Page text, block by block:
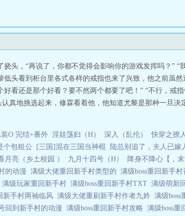
挠头，“再说了，你都不觉得会影响你的游戏发挥吗？”
头看到柜台里各式各样的戒指也来了兴致，他之前虽
看还是那个好看？要不然两个都要了吧！” “不行，戒
真地挑选起来，修霖看着他，他知道尤黎是那种一旦
O 完结+番外 淫娃荡妇（H） 深入（乱伦） 快穿之撩
个包租公 [三国]混在三国当神棍 陆总别追了，夫人已嫁
月亮（乡土校园 ） 九月十四号（H） 降身不降心【，末
的动漫 满级大佬重回新手村类型的 满级boss重回新手
满级玩家重回新手村 满级boss重回新手村TXT 满级萌新
新手村两袖临风 满级大佬重刷新手村作者九妗 满级boss
回到新手村的动漫 满级boss重回新手村攻略 满级boss重